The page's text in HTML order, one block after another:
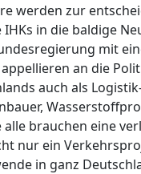
werden zur
in die baldige
mit
an die
auch als
alle brauchen eine
nur ein
in ganz